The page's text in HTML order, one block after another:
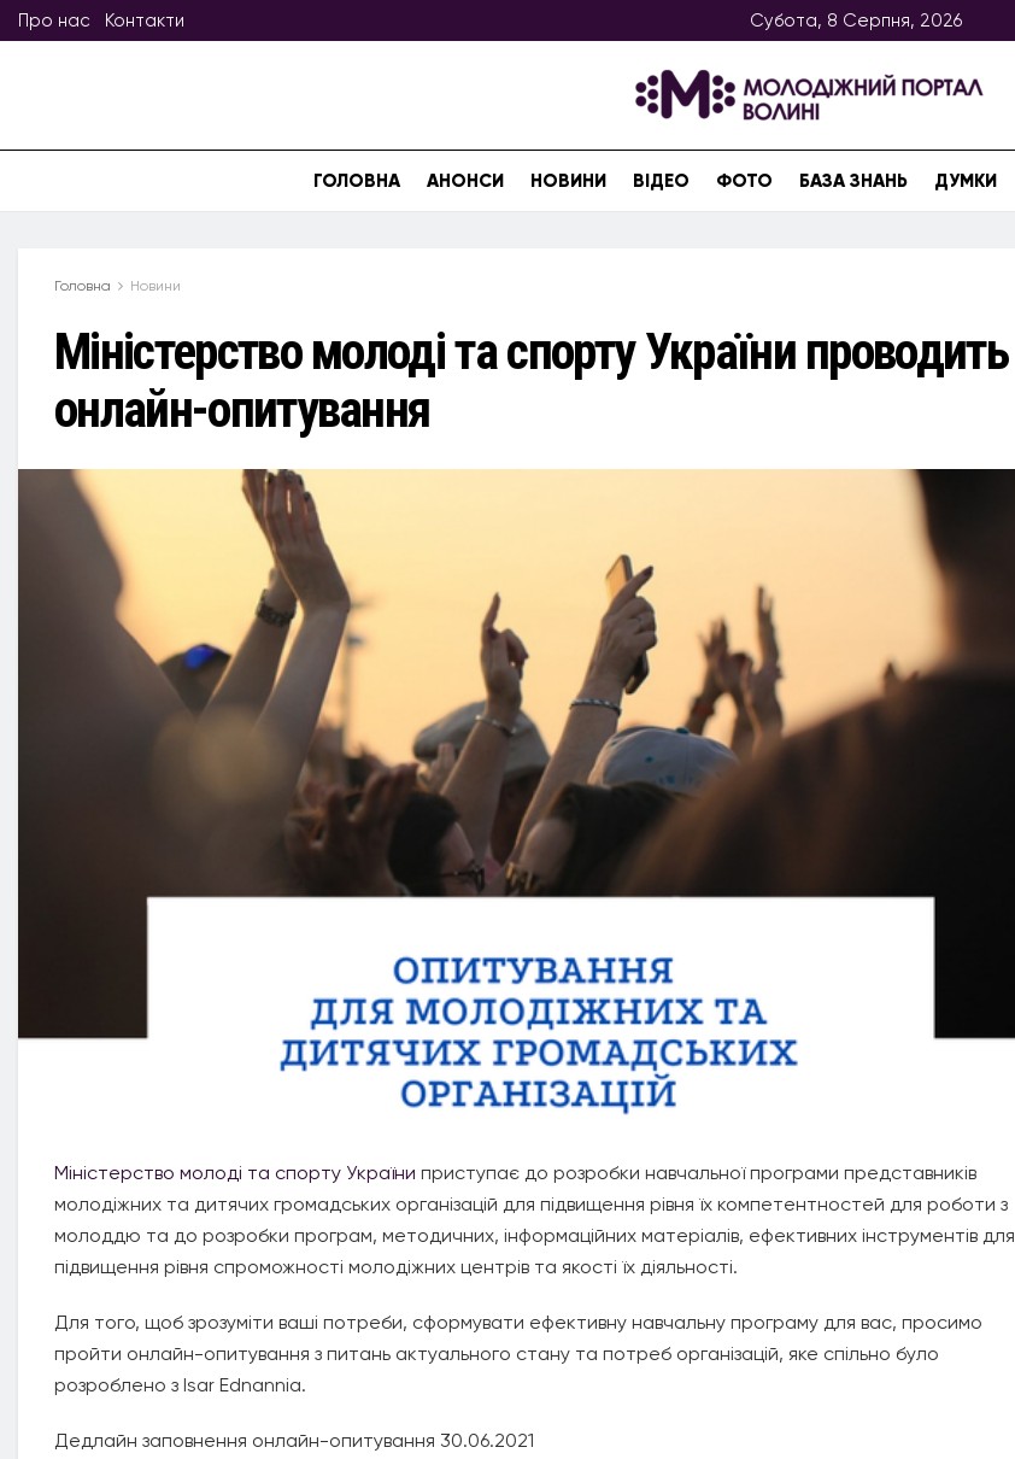
Про нас Контакти Субота, 8 Серпня, 2026
ГОЛОВНА АНОНСИ НОВИНИ ВІДЕО ФОТО БАЗА ЗНАНЬ ДУМКИ
Головна Новини
Міністерство молоді та спорту України проводить
онлайн-опитування
Міністерство молоді та спорту України приступає до розробки навчальної програми представників
молодіжних та дитячих громадських організацій для підвищення рівня їх компетентностей для роботи з
молоддю та до розробки програм, методичних, інформаційних матеріалів, ефективних інструментів для
підвищення рівня спроможності молодіжних центрів та якості їх діяльності.
Для того, щоб зрозуміти ваші потреби, сформувати ефективну навчальну програму для вас, просимо
пройти онлайн-опитування з питань актуального стану та потреб організацій, яке спільно було
розроблено з Isar Ednannia.
Дедлайн заповнення онлайн-опитування 30.06.2021